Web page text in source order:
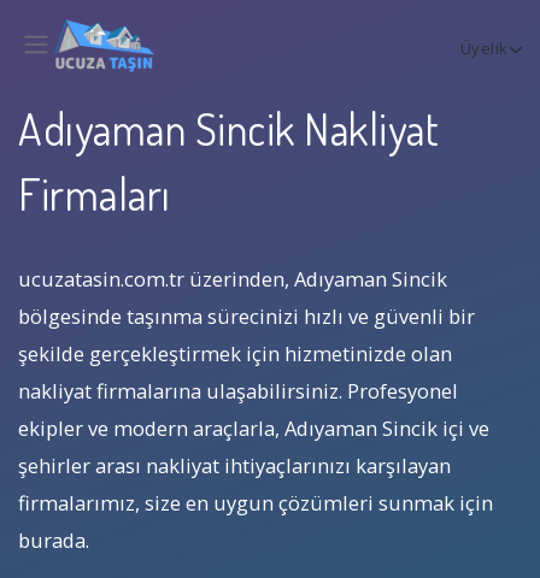
Üyelik
Adıyaman Sincik Nakliyat
Firmaları
ucuzatasin.com.tr üzerinden, Adıyaman Sincik
bölgesinde taşınma sürecinizi hızlı ve güvenli bir
şekilde gerçekleştirmek için hizmetinizde olan
nakliyat firmalarına ulaşabilirsiniz. Profesyonel
ekipler ve modern araçlarla, Adıyaman Sincik içi ve
şehirler arası nakliyat ihtiyaçlarınızı karşılayan
firmalarımız, size en uygun çözümleri sunmak için
burada.